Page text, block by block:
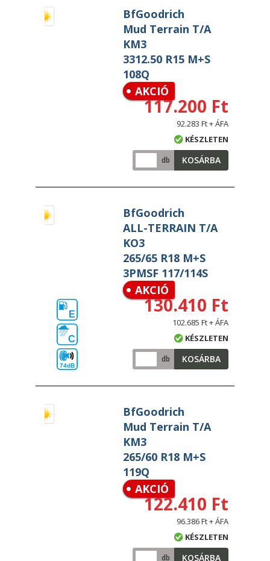
BfGoodrich
Mud Terrain T/A
KM3
3312.50 R15 M+S
108Q
AKCIÓ
117.200 Ft
92.283 Ft + ÁFA
KÉSZLETEN
db KOSÁRBA
BfGoodrich
ALL-TERRAIN T/A
KO3
265/65 R18 M+S
3PMSF 117/114S
AKCIÓ
E
C
74dB
130.410 Ft
102.685 Ft + ÁFA
KÉSZLETEN
db KOSÁRBA
BfGoodrich
Mud Terrain T/A
KM3
265/60 R18 M+S
119Q
AKCIÓ
122.410 Ft
96.386 Ft + ÁFA
KÉSZLETEN
db KOSÁRBA